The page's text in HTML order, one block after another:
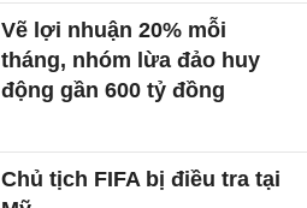
Vẽ lợi nhuận 20% mỗi
tháng, nhóm lừa đảo huy
động gần 600 tỷ đồng
Chủ tịch FIFA bị điều tra tại